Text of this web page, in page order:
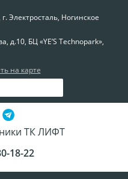
Электросталь, Ногинское
д.10, БЦ «YE’S Technopark»,
на карте
18-22